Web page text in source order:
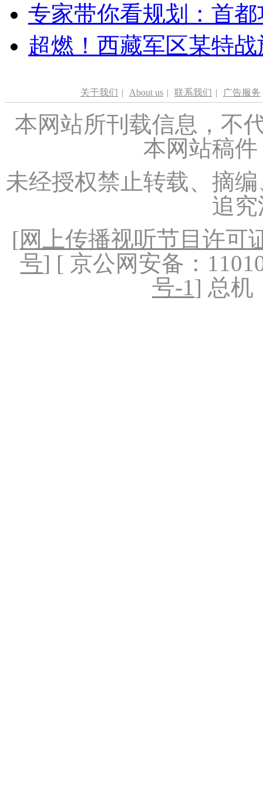
专家带你看规划：首
超燃！西藏军区某特
关于我们 | About us | 联系我们 | 广告服务
本网站所刊载信息，不
本网站稿
未经授权禁止转载、摘
追
[网上传播视听节目许可
号] [ 京公网安备：
号-1] 总机